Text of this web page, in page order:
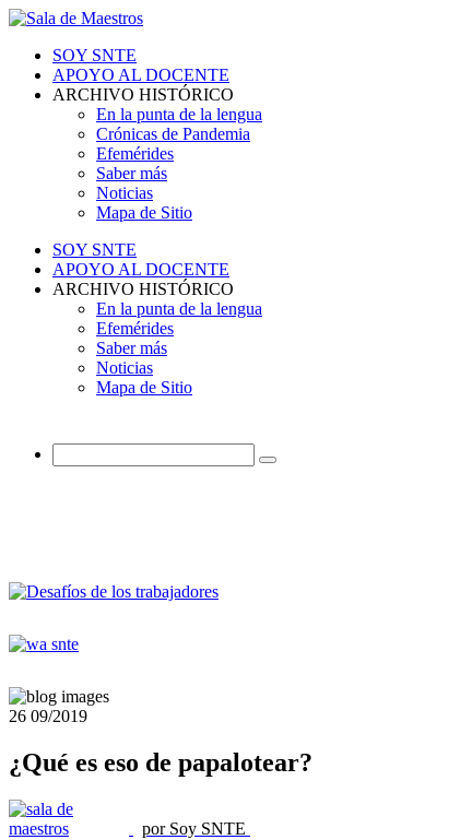
SOY SNTE
APOYO AL DOCENTE
ARCHIVO HISTÓRICO
En la punta de la lengua
Crónicas de Pandemia
Efemérides
Saber más
Noticias
Mapa de Sitio
SOY SNTE
APOYO AL DOCENTE
ARCHIVO HISTÓRICO
En la punta de la lengua
Efemérides
Saber más
Noticias
Mapa de Sitio
26 09/2019
¿Qué es eso de papalotear?
por Soy SNTE